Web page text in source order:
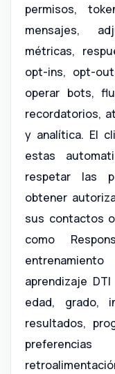
permisos,
mensajes,
métricas,
opt-ins, opt-
operar bots,
recordatorios,
y analítica. El
estas
respetar las
obtener
sus contactos
como
aprendizaje
edad, grado,
resultados,